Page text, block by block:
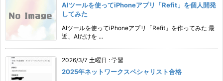
AIツールを使ってiPhoneアプリ「Refit」を個人開発
してみた
AIツールを使ってiPhoneアプリ「Refit」を作ってみた 最
近、AIだけを ...
2026/3/7 土曜日 : 学習
2025年ネットワークスペシャリスト合格